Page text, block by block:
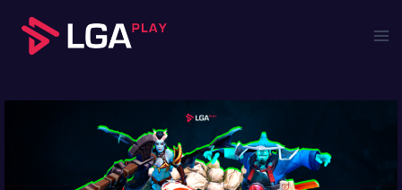
contenido